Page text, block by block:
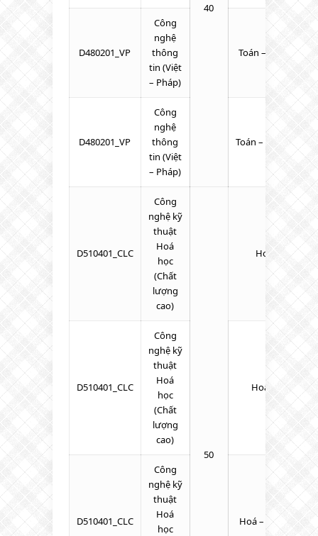
40
D480201_VP
Công
nghệ
thông
tin (Việt
– Pháp)
Toán – Tiếng Anh
D480201_VP
Công
nghệ
thông
tin (Việt
– Pháp)
Toán – Tiếng Anh –
D510401_CLC
Công
nghệ kỹ
thuật
Hoá
học
(Chất
lượng
cao)
50
Hoá – Lý –
D510401_CLC
Công
nghệ kỹ
thuật
Hoá
học
(Chất
lượng
cao)
Hoá – Sinh –
D510401_CLC
Công
nghệ kỹ
thuật
Hoá
học
Hoá – Toán –